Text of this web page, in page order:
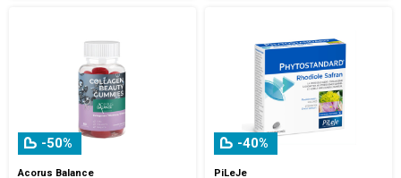
-50%
Acorus Balance
-40%
PiLeJe